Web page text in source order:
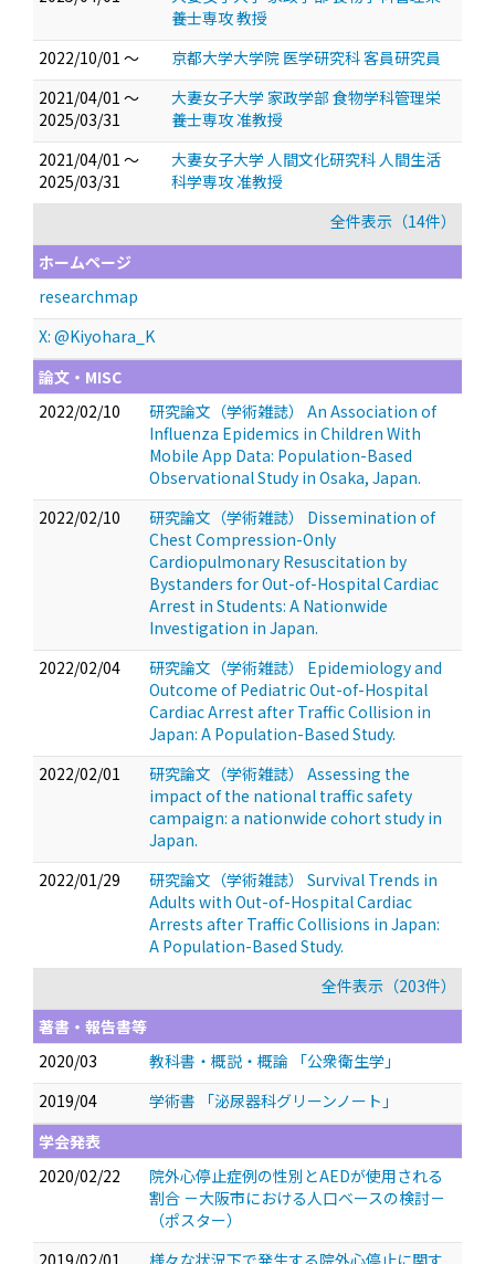
養士専攻 教授
2022/10/01 ～
京都大学大学院 医学研究科 客員研究員
2021/04/01 ～
2025/03/31
大妻女子大学 家政学部 食物学科管理栄
養士専攻 准教授
2021/04/01 ～
2025/03/31
大妻女子大学 人間文化研究科 人間生活
科学専攻 准教授
全件表示（14件）
ホームページ
researchmap
X: @Kiyohara_K
論文・MISC
2022/02/10
研究論文（学術雑誌） An Association of
Influenza Epidemics in Children With
Mobile App Data: Population-Based
Observational Study in Osaka, Japan.
2022/02/10
研究論文（学術雑誌） Dissemination of
Chest Compression-Only
Cardiopulmonary Resuscitation by
Bystanders for Out-of-Hospital Cardiac
Arrest in Students: A Nationwide
Investigation in Japan.
2022/02/04
研究論文（学術雑誌） Epidemiology and
Outcome of Pediatric Out-of-Hospital
Cardiac Arrest after Traffic Collision in
Japan: A Population-Based Study.
2022/02/01
研究論文（学術雑誌） Assessing the
impact of the national traffic safety
campaign: a nationwide cohort study in
Japan.
2022/01/29
研究論文（学術雑誌） Survival Trends in
Adults with Out-of-Hospital Cardiac
Arrests after Traffic Collisions in Japan:
A Population-Based Study.
全件表示（203件）
著書・報告書等
2020/03
教科書・概説・概論 「公衆衛生学」
2019/04
学術書 「泌尿器科グリーンノート」
学会発表
2020/02/22
院外心停止症例の性別とAEDが使用される
割合 －大阪市における人口ベースの検討－
（ポスター）
2019/02/01
様々な状況下で発生する院外心停止に関す